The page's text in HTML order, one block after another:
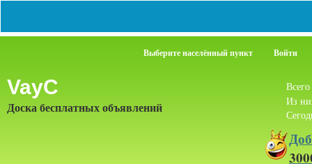
Выберите населённый пункт Войти
VayC
Доска бесплатных объявлений
Всего
Из